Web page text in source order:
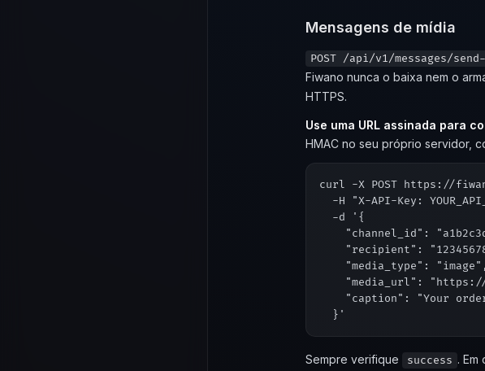
Mensagens de mídia
POST /api/v1/messages/
Fiwano nunca o baixa nem o
HTTPS.
Use uma URL assinada para
HMAC no seu próprio servidor,
curl -X POST https://
-H "X-API-Key:
  -d '{
"channel_id":
"recipient":
    "media_type": "image",
"media_url":
"caption": "Your
Sempre verifique success . Em